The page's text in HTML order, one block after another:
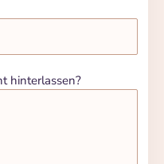
hinterlassen?